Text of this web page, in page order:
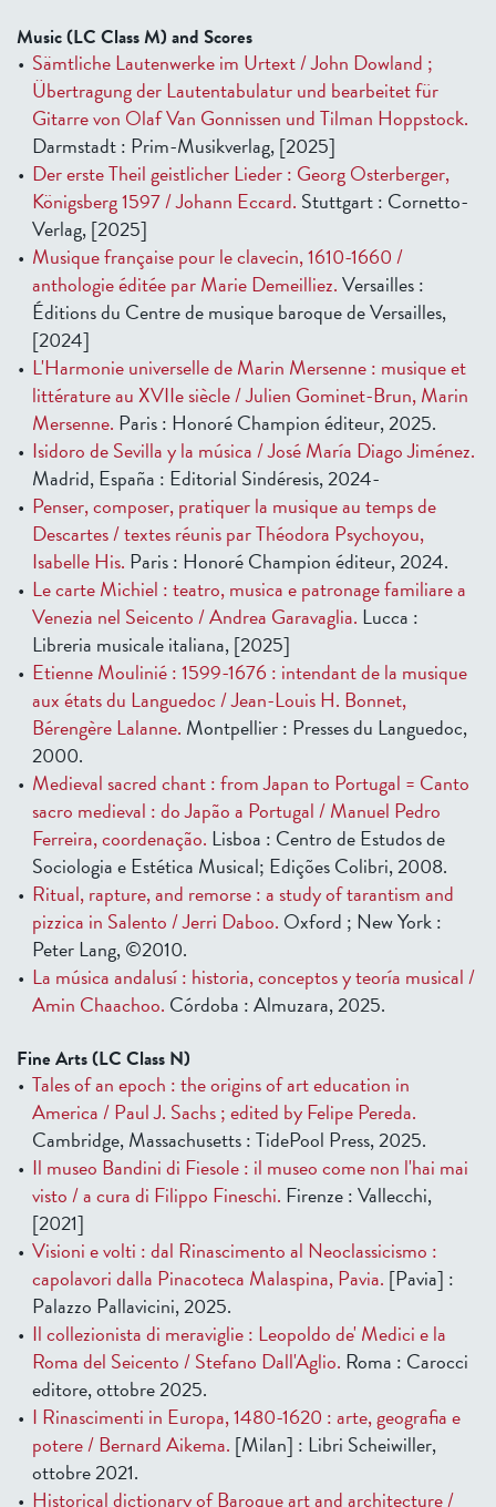
Music (LC Class M) and Scores
Sämtliche Lautenwerke im Urtext / John Dowland ;
Übertragung der Lautentabulatur und bearbeitet für
Gitarre von Olaf Van Gonnissen und Tilman Hoppstock.
Darmstadt : Prim-Musikverlag, [2025]
Der erste Theil geistlicher Lieder : Georg Osterberger,
Königsberg 1597 / Johann Eccard. Stuttgart : Cornetto-
Verlag, [2025]
Musique française pour le clavecin, 1610-1660 /
anthologie éditée par Marie Demeilliez.Versailles :
Éditions du Centre de musique baroque de Versailles,
[2024]
L'Harmonie universelle de Marin Mersenne : musique et
littérature au XVIIe siècle / Julien Gominet-Brun, Marin
Mersenne. Paris : Honoré Champion éditeur, 2025.
Isidoro de Sevilla y la música / José María Diago Jiménez.
Madrid, España : Editorial Sindéresis, 2024-
Penser, composer, pratiquer la musique au temps de
Descartes / textes réunis par Théodora Psychoyou,
Isabelle His. Paris : Honoré Champion éditeur, 2024.
Le carte Michiel : teatro, musica e patronage familiare a
Venezia nel Seicento / Andrea Garavaglia. Lucca :
Libreria musicale italiana, [2025]
Etienne Moulinié : 1599-1676 : intendant de la musique
aux états du Languedoc / Jean-Louis H. Bonnet,
Bérengère Lalanne. Montpellier : Presses du Languedoc,
2000.
Medieval sacred chant : from Japan to Portugal = Canto
sacro medieval : do Japão a Portugal / Manuel Pedro
Ferreira, coordenação. Lisboa : Centro de Estudos de
Sociologia e Estética Musical; Edições Colibri, 2008.
Ritual, rapture, and remorse : a study of tarantism and
pizzica in Salento / Jerri Daboo. Oxford ; New York :
Peter Lang, ©2010.
La música andalusí : historia, conceptos y teoría musical /
Amin Chaachoo. Córdoba : Almuzara, 2025.
Fine Arts (LC Class N)
Tales of an epoch : the origins of art education in
America / Paul J. Sachs ; edited by Felipe Pereda.
Cambridge, Massachusetts : TidePool Press, 2025.
Il museo Bandini di Fiesole : il museo come non l'hai mai
visto / a cura di Filippo Fineschi. Firenze : Vallecchi,
[2021]
Visioni e volti : dal Rinascimento al Neoclassicismo :
capolavori dalla Pinacoteca Malaspina, Pavia. [Pavia] :
Palazzo Pallavicini, 2025.
Il collezionista di meraviglie : Leopoldo de' Medici e la
Roma del Seicento / Stefano Dall'Aglio. Roma : Carocci
editore, ottobre 2025.
I Rinascimenti in Europa, 1480-1620 : arte, geografia e
potere / Bernard Aikema. [Milan] : Libri Scheiwiller,
ottobre 2021.
Historical dictionary of Baroque art and architecture /